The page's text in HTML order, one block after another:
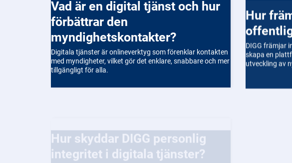
Vad är en digital tjänst och hur
förbättrar den
myndighetskontakter?
Digitala tjänster är onlineverktyg som förenklar kontakten
med myndigheter, vilket gör det enklare, snabbare och mer
tillgängligt för alla.
Hur främjar DIGG innovation i
DIGG främjar
skapa en
utveckling av
integritet i digitala tjänster?
DIGG tar integritet på allvar och strävar efter att skydda
användarnas personuppgifter i alla digitala tjänster.